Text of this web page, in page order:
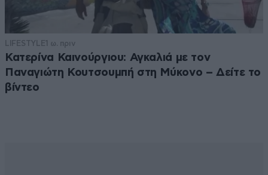
LIFESTYLE1 ω. πριν
Κατερίνα Καινούργιου: Αγκαλιά με τον
Παναγιώτη Κουτσουμπή στη Μύκονο – Δείτε το
βίντεο